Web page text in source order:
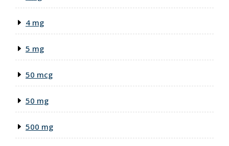
4 mg
5 mg
50 mcg
50 mg
500 mg